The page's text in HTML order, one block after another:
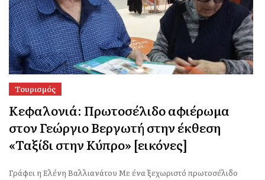
Τουρισμός
Κεφαλονιά: Πρωτοσέλιδο αφιέρωμα
στον Γεώργιο Βεργωτή στην έκθεση
«Ταξίδι στην Κύπρο» [εικόνες]
Γράφει η Ελένη Βαλλιανάτου Με ένα ξεχωριστό πρωτοσέλιδο